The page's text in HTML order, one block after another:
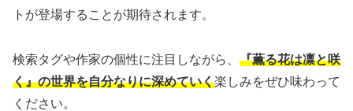
トが登場することが期待されます。
検索タグや作家の個性に注目しながら、 『薫る花は凛と咲
く』の世界を自分なりに深めていく楽しみをぜひ味わって
ください。